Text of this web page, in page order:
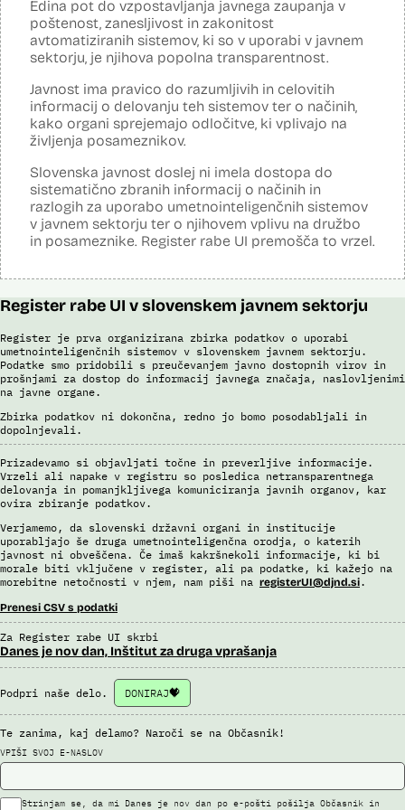
čemer se oblikujejo indikatorji tveganja, ki predstavljajo posamezne
podatke, za katere je bilo pri analitični obdelavi ugotovljeno, da
predstavljajo specifične potovalne vzorce storilcev terorističnih in
drugih hudih kaznivih dejanj oziroma njihovih žrtev ter zato
omogočajo usmerjeno delo policije in drugih pristojnih organov na
takšne osebe. Nacionalna enota za informacije o potnikih lahko glede
na utemeljene razloge v posamičnem primeru posreduje podatke
potnikov, prijavljenih na let, oziroma podatke potnikov iz sistema
rezervacij letalskih vozovnic oziroma rezultate njihove obdelave
drugim enotam policije.
Uslužbenci nacionalne enote za informacije o potnikih vsa ujemanja
pri avtomatizirani obdelavi podatkov ter varnostna tveganja
posamično pregledajo še z neavtomatiziranimi sredstvi.
Sistem uporablja sledeče vire podatkov: Evidenca potnikov,
prijavljenih na let, Evidenca potnikov iz sistema rezervacij letalskih
vozovnic, Evidence policije, Schengenskega informacijskega sistema,
Brošura 60 let informacijsko telekomunikacijskega sistema policije
Analiza učinka na osebne podatke opravljena:
Posodobljeno: 3. december 2024
S pomočjo sistema policija ugotavlja identiteto in registrira ilegalne
zavrnitve vstopa. S sistemom zajemajo izjave tujcev, njihove listine,
obrazne fotografije v času postopka ter prstne odtise. Sistem
podatke preverja v bazah podatkov policije (evidence prekrškov in
evidence dogodkov), evidenci iskanih oseb, Schengenskem
informacijskem sistemu, Vizumskem informacijskem sistemu in bazah
S sistemom AFIS (Automated Fingerprint Identification System /
Sistem za avtomatizirano identifikacijo prstnih odtisov), ki temelji na
uporabi algoritmov za izdelavo in iskanje biometričnih razpoznavnih
znakov, je omogočena primerjava in iskanje prstnih odtisov.
Brošura 60 let informacijsko telekomunikacijskega sistema policije
Odgovor na zahtevo za dostop do informacij javnega značaja
Edina pot do vzpostavljanja javnega zaupanja v
poštenost, zanesljivost in zakonitost
avtomatiziranih sistemov, ki so v uporabi v javnem
sektorju, je njihova popolna transparentnost.
Javnost ima pravico do razumljivih in celovitih
informacij o delovanju teh sistemov ter o načinih,
kako organi sprejemajo odločitve, ki vplivajo na
življenja posameznikov.
Slovenska javnost doslej ni imela dostopa do
sistematično zbranih informacij o načinih in
razlogih za uporabo umetnointeligenčnih sistemov
v javnem sektorju ter o njihovem vplivu na družbo
in posameznike. Register rabe UI premošča to vrzel.
Register rabe UI v slovenskem javnem sektorju
Register je prva organizirana zbirka podatkov o uporabi
umetnointeligenčnih sistemov v slovenskem javnem sektorju.
Podatke smo pridobili s preučevanjem javno dostopnih virov in
prošnjami za dostop do informacij javnega značaja, naslovljenimi
na javne organe.
Zbirka podatkov ni dokončna, redno jo bomo posodabljali in
dopolnjevali.
Prizadevamo si objavljati točne in preverljive informacije.
Vrzeli ali napake v registru so posledica netransparentnega
delovanja in pomanjkljivega komuniciranja javnih organov, kar
ovira zbiranje podatkov.
Verjamemo, da slovenski državni organi in institucije
uporabljajo še druga umetnointeligenčna orodja, o katerih
javnost ni obveščena. Če imaš kakršnekoli informacije, ki bi
morale biti vključene v register, ali pa podatke, ki kažejo na
morebitne netočnosti v njem, nam piši na registerUI@djnd.si.
Prenesi CSV s podatki
Za Register rabe UI skrbi
Danes je nov dan, Inštitut za druga vprašanja
Podpri naše delo. DONIRAJ
Te zanima, kaj delamo? Naroči se na Občasnik!
VPIŠI SVOJ E-NASLOV
Strinjam se, da mi Danes je nov dan po e-pošti pošilja Občasnik in